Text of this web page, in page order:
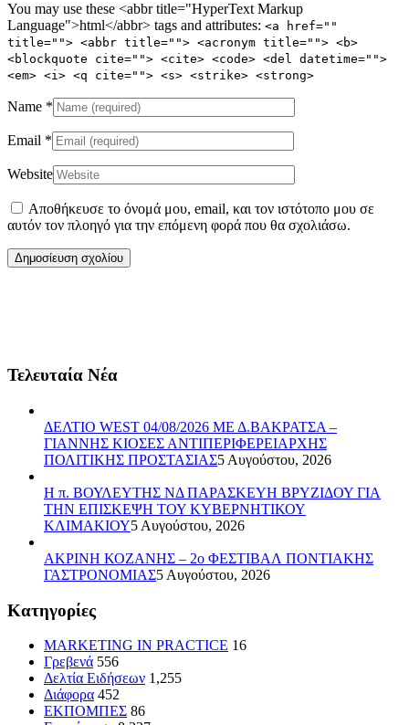
You may use these <abbr title="HyperText Markup
Language">html</abbr> tags and attributes: <a href=""
title=""> <abbr title=""> <acronym title=""> <b>
<blockquote cite=""> <cite> <code> <del datetime="">
<em> <i> <q cite=""> <s> <strike> <strong>
Name *
Email *
Website
Αποθήκευσε το όνομά μου, email, και τον ιστότοπο μου σε
αυτόν τον πλοηγό για την επόμενη φορά που θα σχολιάσω.
Τελευταία Νέα
ΔΕΛΤΙΟ WEST 04/08/2026 ΜΕ Δ.ΒΑΚΡΑΤΣΑ –
ΓΙΑΝΝΗΣ ΚΙΟΣΕΣ ΑΝΤΙΠΕΡΙΦΕΡΕΙΑΡΧΗΣ
ΠΟΛΙΤΙΚΗΣ ΠΡΟΣΤΑΣΙΑΣ5 Αυγούστου, 2026
Η π. ΒΟΥΛΕΥΤΗΣ ΝΔ ΠΑΡΑΣΚΕΥΗ ΒΡΥΖΙΔΟΥ ΓΙΑ
ΤΗΝ ΕΠΙΣΚΕΨΗ ΤΟΥ ΚΥΒΕΡΝΗΤΙΚΟΥ
ΚΛΙΜΑΚΙΟΥ5 Αυγούστου, 2026
ΑΚΡΙΝΗ ΚΟΖΑΝΗΣ – 2ο ΦΕΣΤΙΒΑΛ ΠΟΝΤΙΑΚΗΣ
ΓΑΣΤΡΟΝΟΜΙΑΣ5 Αυγούστου, 2026
Kατηγορίες
MARKETING IN PRACTICE 16
Γρεβενά 556
Δελτία Ειδήσεων 1,255
Διάφορα 452
ΕΚΠΟΜΠΕΣ 86